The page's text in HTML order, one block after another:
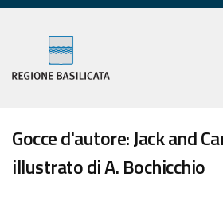
Gocce d'autore: Jack and
illustrato di A. Bochicchio